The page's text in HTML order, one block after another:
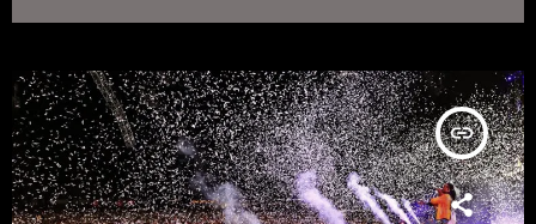
insert_link